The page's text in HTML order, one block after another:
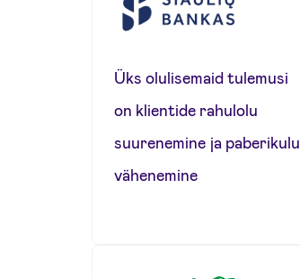
Üks olulisemaid tulemusi
on klientide rahulolu
suurenemine ja paberikulu
vähenemine